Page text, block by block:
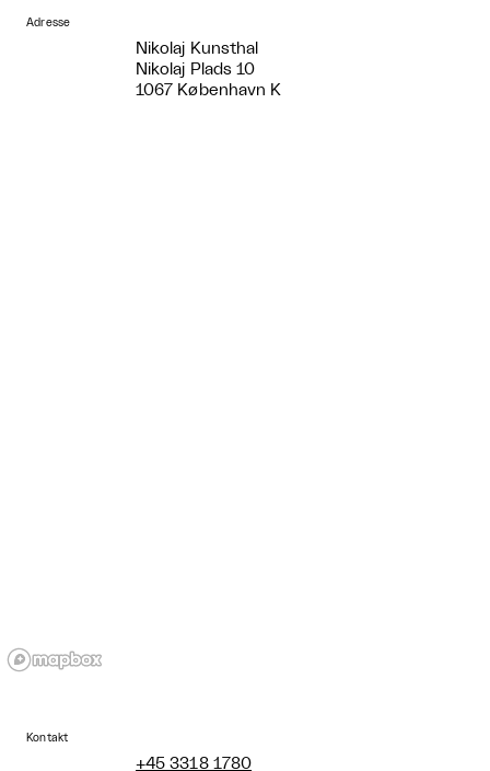
Adresse
Nikolaj Kunsthal
Nikolaj Plads 10
1067 København K
Kontakt
+45 3318 1780